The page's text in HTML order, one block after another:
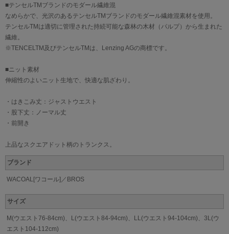
■テンセルTMブランドのモダール繊維混
なめらかで、光沢のあるテンセルTMブランドのモダール繊維混素材を使用。
テンセルTMは適切に管理された持続可能な森林の木材（パルプ）から生まれた
繊維。
※TENCELTM及びテンセルTMは、Lenzing AGの商標です。
■ニット素材
伸縮性のよいニット生地で、快適な肌ざわり。
・はきこみ丈：ジャストウエスト
・股下丈：ノーマル丈
・前開き
上品なスクエアドット柄のトランクス。
ブランド
WACOAL[ワコール]／BROS
サイズ
M(ウエスト76-84cm)、L(ウエスト84-94cm)、LL(ウエスト94-104cm)、3L(ウ
エスト104-112cm)